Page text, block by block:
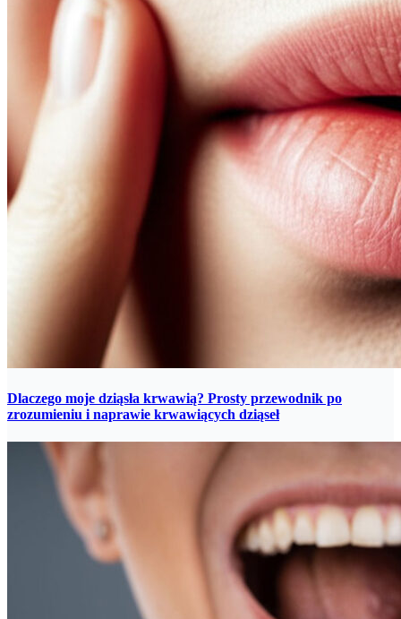
Dlaczego moje dziąsła krwawią? Prosty przewodnik po
zrozumieniu i naprawie krwawiących dziąseł